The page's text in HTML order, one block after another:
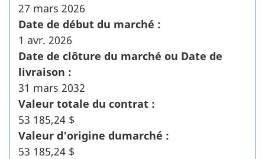
27 mars 2026
Date de début du marché :
1 avr. 2026
Date de clôture du marché ou Date de
livraison :
31 mars 2032
Valeur totale du contrat :
53 185,24 $
Valeur d'origine dumarché :
53 185,24 $